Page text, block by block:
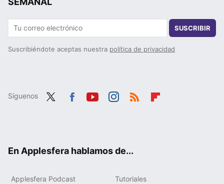
SUSCRIBIR
Suscribiéndote aceptas nuestra política de privacidad
Síguenos
En Applesfera hablamos de...
Applesfera Podcast Tutoriales